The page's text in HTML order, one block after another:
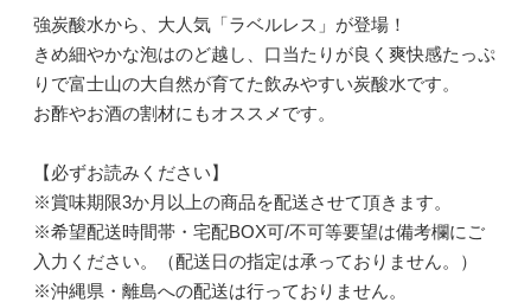
強炭酸水から、大人気「ラベルレス」が登場！
きめ細やかな泡はのど越し、口当たりが良く爽快感たっぷ
りで富士山の大自然が育てた飲みやすい炭酸水です。
お酢やお酒の割材にもオススメです。
【必ずお読みください】
※賞味期限3か月以上の商品を配送させて頂きます。
※希望配送時間帯・宅配BOX可/不可等要望は備考欄にご
入力ください。（配送日の指定は承っておりません。）
※沖縄県・離島への配送は行っておりません。